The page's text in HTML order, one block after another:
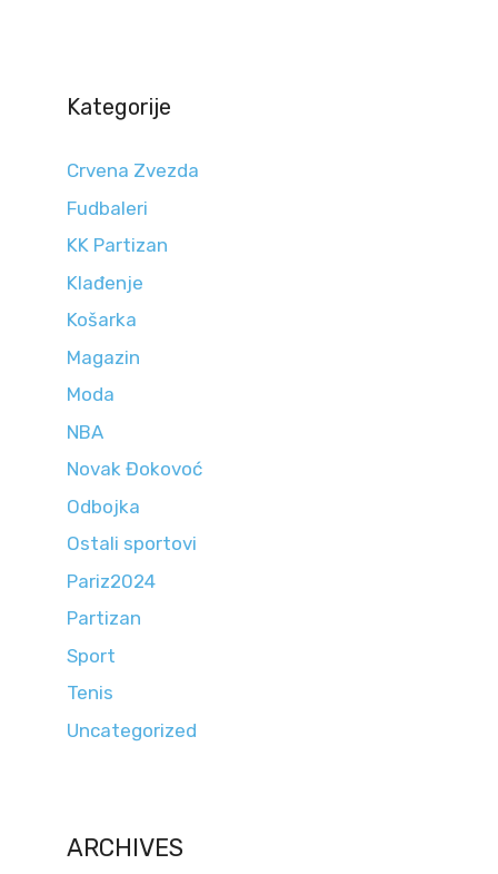
Kategorije
Crvena Zvezda
Fudbaleri
KK Partizan
Klađenje
Košarka
Magazin
Moda
NBA
Novak Đokovoć
Odbojka
Ostali sportovi
Pariz2024
Partizan
Sport
Tenis
Uncategorized
ARCHIVES